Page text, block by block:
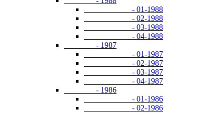
- 01-1988
- 02-1988
- 03-1988
- 04-1988
- 1987
- 01-1987
- 02-1987
- 03-1987
- 04-1987
- 1986
- 01-1986
- 02-1986